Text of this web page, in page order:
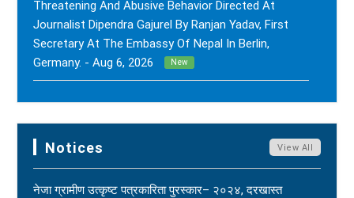
Threatening And Abusive Behavior Directed At
Journalist Dipendra Gajurel By Ranjan Yadav, First
Secretary At The Embassy Of Nepal In Berlin,
Germany. - Aug 6, 2026
New
Sushil Kumar Khadka, Editor Of Nepal Karma Online,
Through Social Media And Certain Online News
Outlets. - Aug 2, 2026
Notices View All
नेजा ग्रामीण उत्कृष्ट पत्रकारिता पुरस्कार– २०२४, दरखास्त